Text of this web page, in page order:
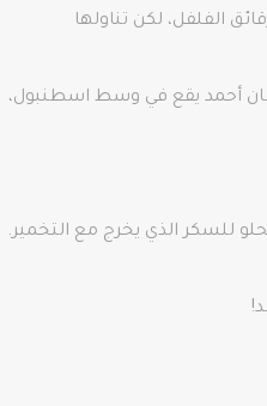
الفلفل، لكن تناولها
أحمد يقع في وسط اسطنبول،
للسكر الذي يخرج مع التخمير.